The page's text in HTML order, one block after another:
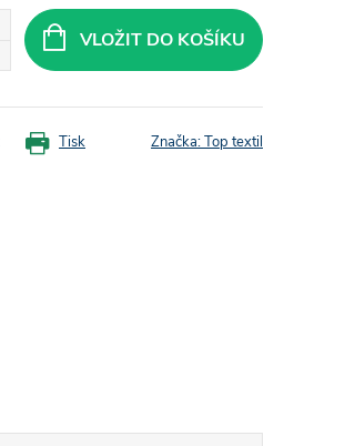
VLOŽIT DO KOŠÍKU
Tisk Značka:Top textil